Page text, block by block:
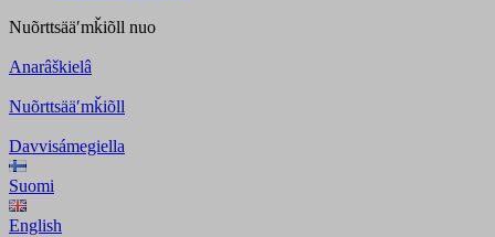
Nuõrttsääʹmǩiõll nuo
Anarâškielâ
Nuõrttsääʹmǩiõll
Davvisámegiella
Suomi
English